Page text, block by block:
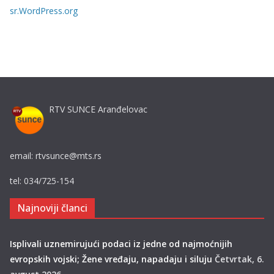
e
sr.WordPress.org
RTV SUNCE Aranđelovac
email: rtvsunce@mts.rs
tel: 034/725-154
Najnoviji članci
Isplivali uznemirujući podaci iz jedne od najmoćnijih
evropskih vojski; Žene vređaju, napadaju i siluju Četvrtak, 6.